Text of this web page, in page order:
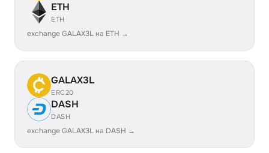
ETH
ETH
exchange GALAX3L на ETH →
GALAX3L
ERC20
DASH
DASH
exchange GALAX3L на DASH →